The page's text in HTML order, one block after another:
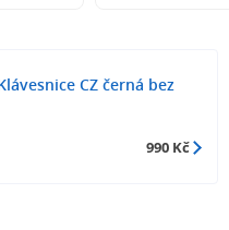
CZ černá bez
990 Kč